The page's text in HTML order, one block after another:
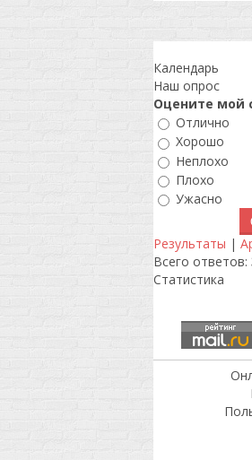
Календарь
Наш опрос
Оцените мой
Отлично
Хорошо
Неплохо
Плохо
Ужасно
Результаты |
Всего ответов:
Статистика